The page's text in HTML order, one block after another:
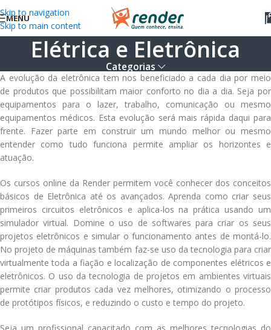
Skip to navigation
Skip to main content
MENU
Elétrica e Eletrônica
Categorias
A evolução da eletrônica tem nos beneficiado a cada dia por meio
de produtos que possibilitam maior conforto no dia a dia. Seja por
equipamentos para o lazer, trabalho, comunicação ou mesmo
equipamentos médicos. Esta evolução será mais rápida daqui para
frente. Fazer parte em construir um mundo melhor ou mesmo
entender como tudo funciona permite ampliar os horizontes e
atuação.
Os cursos online da Render permitem você conhecer dos conceitos
básicos de Eletrônica até os avançados. Aprenda como criar seus
primeiros circuitos eletrônicos e aplica-los na prática usando um
simulador virtual. Domine o uso de softwares para criar os seus
projetos eletrônicos e simular o funcionamento antes de montá-lo.
No projeto de máquinas também faz-se uso da tecnologia para criar
virtualmente toda a fiação e localização de componentes elétricos e
eletrônicos. O uso da tecnologia de projetos em ambientes virtuais
permite criar produtos cada vez melhores, otimizando o processo
de protótipos físicos, e reduzindo o custo e tempo do projeto.